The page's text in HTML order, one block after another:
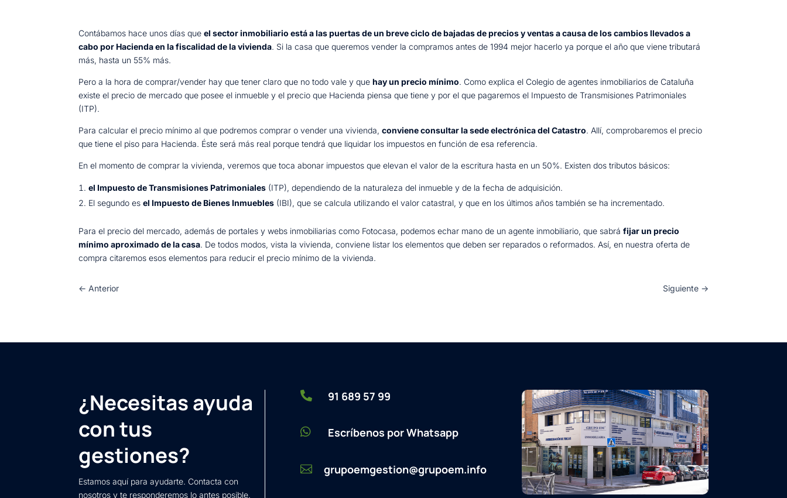
Contábamos hace unos días queel sector inmobiliario está a las puertas de un breve ciclo de bajadas de precios y ventas a causa de los cambios llevados a
cabo por Hacienda en la fiscalidad de la vivienda. Si la casa que queremos vender la compramos antes de 1994 mejor hacerlo ya porque el año que viene tributará
más, hasta un 55% más.
Pero a la hora de comprar/vender hay que tener claro que no todo vale y quehay un precio mínimo. Como explica el Colegio de agentes inmobiliarios de Cataluña
existe el precio de mercado que posee el inmueble y el precio que Hacienda piensa que tiene y por el que pagaremos el Impuesto de Transmisiones Patrimoniales
(ITP).
Para calcular el precio mínimo al que podremos comprar o vender una vivienda,conviene consultar la sede electrónica del Catastro. Allí, comprobaremos el precio
que tiene el piso para Hacienda. Éste será más real porque tendrá que liquidar los impuestos en función de esa referencia.
En el momento de comprar la vivienda, veremos que toca abonar impuestos que elevan el valor de la escritura hasta en un 50%. Existen dos tributos básicos:
el Impuesto de Transmisiones Patrimoniales (ITP), dependiendo de la naturaleza del inmueble y de la fecha de adquisición.
El segundo esel Impuesto de Bienes Inmuebles (IBI), que se calcula utilizando el valor catastral, y que en los últimos años también se ha incrementado.
Para el precio del mercado, además de portales y webs inmobiliarias como Fotocasa, podemos echar mano de un agente inmobiliario, que sabráfijar un precio
mínimo aproximado de la casa. De todos modos, vista la vivienda, conviene listar los elementos que deben ser reparados o reformados. Así, en nuestra oferta de
compra citaremos esos elementos para reducir el precio mínimo de la vivienda.
← Anterior Siguiente→
¿Necesitas ayuda
con tus
gestiones?
Estamos aquí para ayudarte. Contacta con
nosotros y te responderemos lo antes posible.
 91 689 57 99
 Escríbenos por Whatsapp
 grupoemgestion@grupoem.info